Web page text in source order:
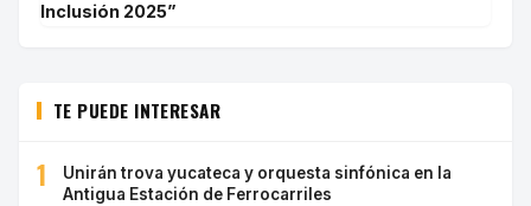
Inclusión 2025”
TE PUEDE INTERESAR
1
Unirán trova yucateca y orquesta sinfónica en la
Antigua Estación de Ferrocarriles